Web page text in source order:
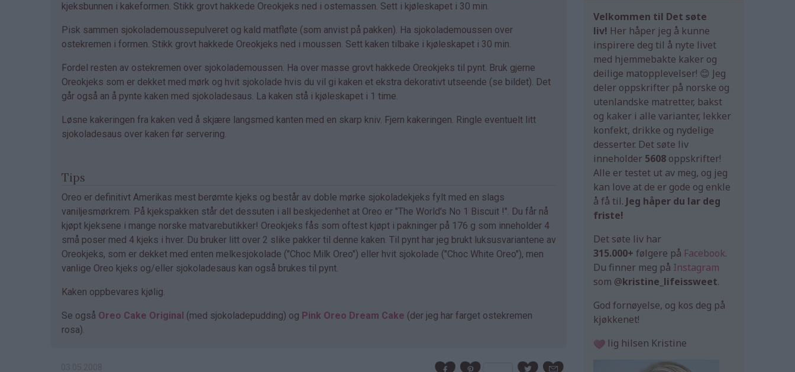
kjeksbunnen i kakeformen. Stikk grovt hakkede Oreokjeks ned i ostemassen. Sett i kjøleskapet i 30 min.
Pisk sammen sjokolademoussepulveret og kald matfløte (som anvist på pakken). Ha sjokolademoussen over
ostekremen i formen. Stikk grovt hakkede Oreokjeks ned i moussen. Sett kaken tilbake i kjøleskapet i 30 min.
Fordel resten av ostekremen over sjokolademoussen. Ha over masse grovt hakkede Oreokjeks til pynt. Bruk gjerne
Oreokjeks som er dekket med mørk og hvit sjokolade hvis du vil gi kaken et ekstra dekorativt utseende (se bildet). Det
går også an å pynte kaken med sjokoladesaus. La kaken stå i kjøleskapet i 1 time.
Løsne kakeringen fra kaken ved å skjære langsmed kanten med en skarp kniv. Fjern kakeringen. Ringle eventuelt litt
sjokoladesaus over kaken før servering.
Tips
Oreo er definitivt Amerikas mest berømte kjeks og består av doble mørke sjokoladekjeks fylt med en slags
vaniljesmørkrem. På kjekspakken står det dessuten i all beskjedenhet at Oreo er "The World's No 1 Biscuit !". Du får nå
kjøpt kjeksene i mange norske matvarebutikker! Oreokjeks fås som oftest kjøpt i pakninger på 176 g som inneholder 4
små poser med 4 kjeks i hver. Du bruker litt over 2 slike pakker til denne kaken. Til pynt har jeg brukt luksusvariantene av
Oreokjeks, som er dekket med enten melkesjokolade ("Choc Milk Oreo") eller hvit sjokolade ("Choc White Oreo"), men
vanlige Oreo kjeks og/eller sjokoladesaus kan også brukes til pynt.
Kaken oppbevares kjølig.
Se også Oreo Cake Original (med sjokoladepudding) og Pink Oreo Dream Cake (der jeg har farget ostekremen
rosa).
Velkommen til Det søte
liv! Her håper jeg å kunne
inspirere deg til å nyte livet
med hjemmebakte kaker og
deilige matopplevelser! 😊 Jeg
deler oppskrifter på norske og
utenlandske matretter, bakst
og kaker i alle varianter, lekker
konfekt, drikke og nydelige
desserter. Det søte liv
inneholder 5608 oppskrifter!
Alle er testet ut av meg, og jeg
kan love at de er gode og enkle
å få til. Jeg håper du lar deg
friste!
Det søte liv har
315.000+ følgere på Facebook.
Du finner meg på Instagram
som @kristine_lifeissweet.
God fornøyelse, og kos deg på
kjøkkenet!
lig hilsen Kristine